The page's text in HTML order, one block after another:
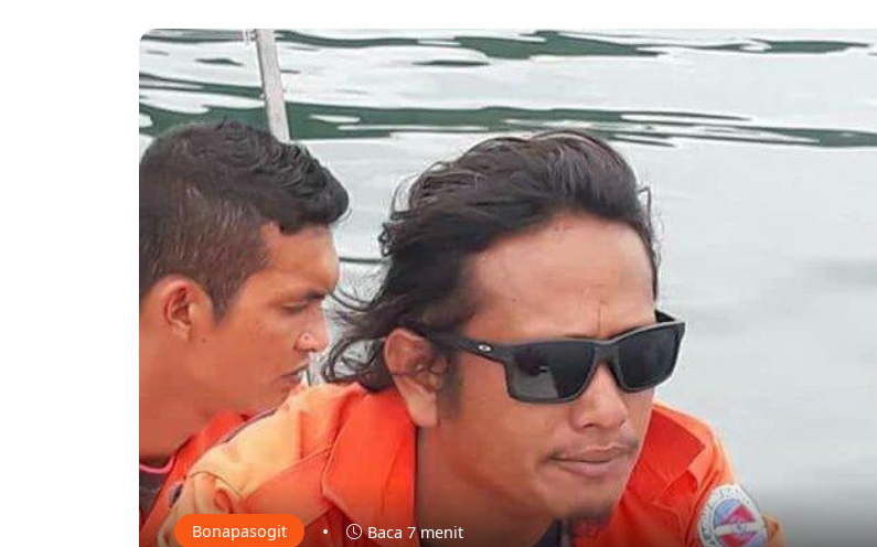
Bonapasogit • Baca 7 menit